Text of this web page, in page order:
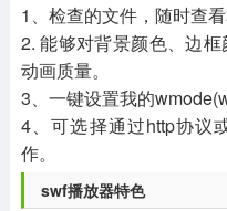
1、检查的文件，随时查看
2. 能够对背景颜色、边
动画质量。
3、一键设置我的
4、可选择通过http协议
作。
swf播放器特色